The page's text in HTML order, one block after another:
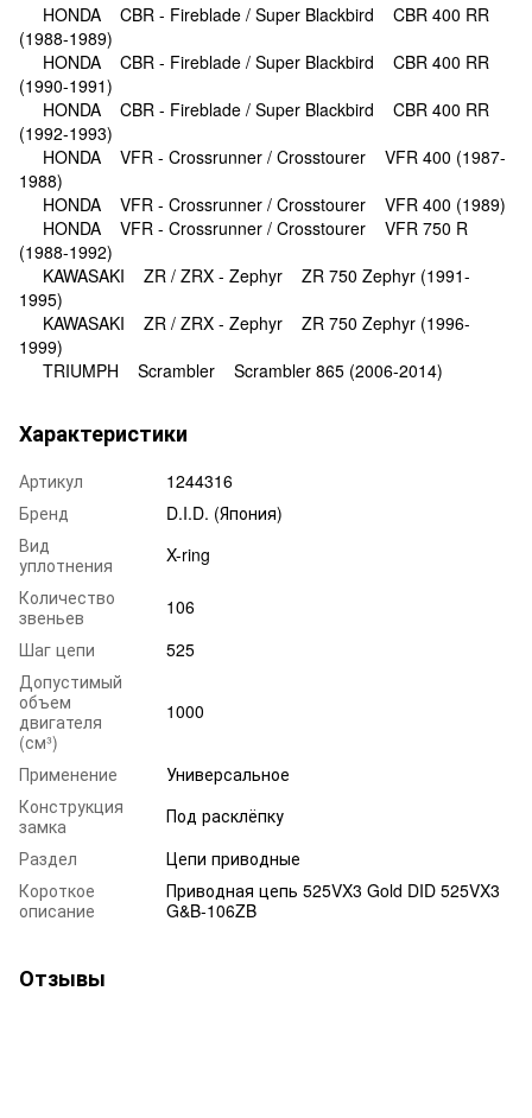
HONDA CBR - Fireblade / Super Blackbird CBR 400 RR
(1988-1989)
HONDA CBR - Fireblade / Super Blackbird CBR 400 RR
(1990-1991)
HONDA CBR - Fireblade / Super Blackbird CBR 400 RR
(1992-1993)
HONDA VFR - Crossrunner / Crosstourer VFR 400 (1987-
1988)
HONDA VFR - Crossrunner / Crosstourer VFR 400 (1989)
HONDA VFR - Crossrunner / Crosstourer VFR 750 R
(1988-1992)
KAWASAKI ZR / ZRX - Zephyr ZR 750 Zephyr (1991-
1995)
KAWASAKI ZR / ZRX - Zephyr ZR 750 Zephyr (1996-
1999)
TRIUMPH Scrambler Scrambler 865 (2006-2014)
Характеристики
Артикул
1244316
Бренд
D.I.D. (Япония)
Вид
уплотнения
X-ring
Количество
звеньев
106
Шаг цепи
525
Допустимый
объем
двигателя
(см³)
1000
Применение
Универсальное
Конструкция
замка
Под расклёпку
Раздел
Цепи приводные
Короткое
описание
Приводная цепь 525VX3 Gold DID 525VX3
G&B-106ZB
Отзывы